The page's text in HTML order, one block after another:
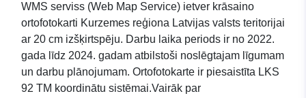
WMS serviss (Web Map Service) ietver krāsaino
ortofotokarti Kurzemes reģiona Latvijas valsts teritorijai
ar 20 cm izšķirtspēju. Darbu laika periods ir no 2022.
gada līdz 2024. gadam atbilstoši noslēgtajam līgumam
un darbu plānojumam. Ortofotokarte ir piesaistīta LKS
92 TM koordinātu sistēmai.Vairāk par